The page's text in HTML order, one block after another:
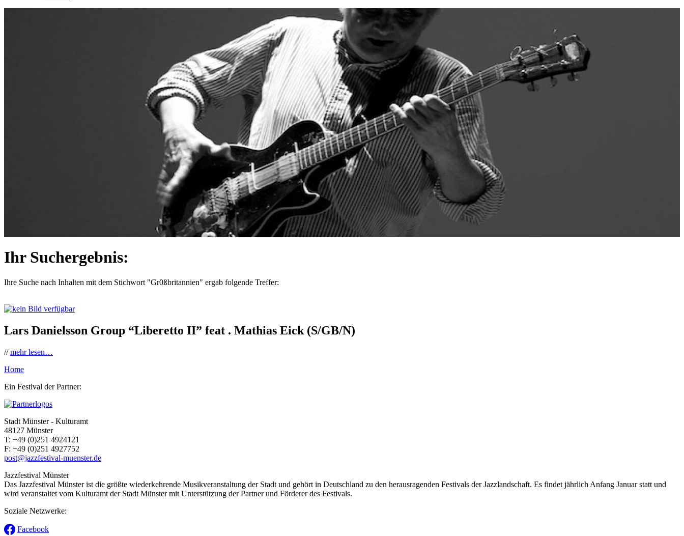
Ihr Suchergebnis:
Ihre Suche nach Inhalten mit dem Stichwort "Gr0ßbritannien" ergab folgende Treffer:
Lars Danielsson Group “Liberetto II” feat . Mathias Eick (S/GB/N)
//mehr lesen…
Home
Ein Festival der Partner:
Stadt Münster - Kulturamt
48127 Münster
T: +49 (0)251 4924121
F: +49 (0)251 4927752
post@jazzfestival-muenster.de
Jazzfestival Münster
Das Jazzfestival Münster ist die größte wiederkehrende Musikveranstaltung der Stadt und gehört in Deutschland zu den herausragenden Festivals der Jazzlandschaft. Es findet jährlich Anfang Januar statt und
wird veranstaltet vom Kulturamt der Stadt Münster mit Unterstützung der Partner und Förderer des Festivals.
Soziale Netzwerke:
Facebook